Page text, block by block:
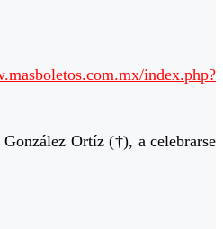
index.php?
Ortíz (†), a celebrarse